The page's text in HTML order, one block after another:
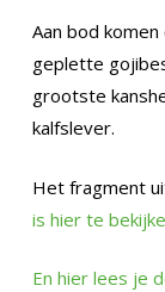
Aan bod
geplette
grootste
kalfslever.
Het fragment
is hier te
En hier lees je